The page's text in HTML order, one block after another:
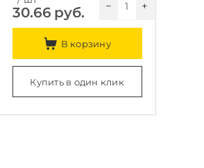
30.66 руб. +
−
В корзину
Купить в один клик